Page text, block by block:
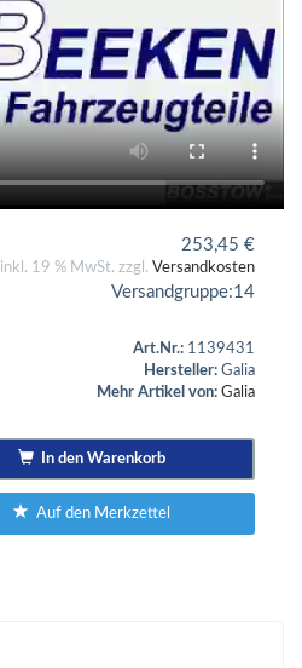
253,45 €
inkl. 19 % MwSt. zzgl. Versandkosten
Versandgruppe:14
Art.Nr.: 1139431
Hersteller: Galia
Mehr Artikel von: Galia
In den Warenkorb
Auf den Merkzettel